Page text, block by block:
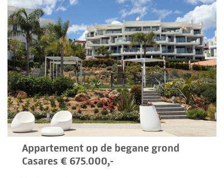
Appartement op de begane grond
Casares € 675.000,-